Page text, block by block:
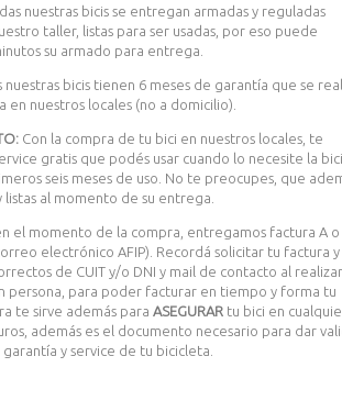
nuestras bicis se entregan armadas y reguladas
taller, listas para ser usadas, por eso puede
su armado para entrega.
nuestras bicis tienen 6 meses de garantía que se
en nuestros locales (no a domicilio).
Con la compra de tu bici en nuestros locales, te
gratis que podés usar cuando lo necesite la bici,
seis meses de uso. No te preocupes, que
listas al momento de su entrega.
el momento de la compra, entregamos factura A o
electrónico AFIP). Recordá solicitar tu factura y
de CUIT y/o DNI y mail de contacto al
persona, para poder facturar en tiempo y forma tu
te sirve además para ASEGURAR tu bici en
además es el documento necesario para dar
garantía y service de tu bicicleta.